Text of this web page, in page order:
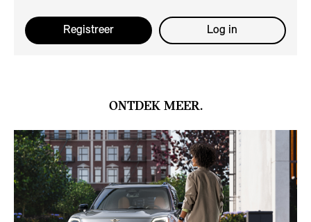
Registreer Log in
ONTDEK MEER.